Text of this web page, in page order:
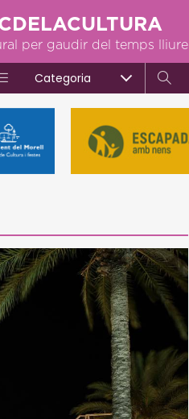
per gaudir del temps lliure
Categoria